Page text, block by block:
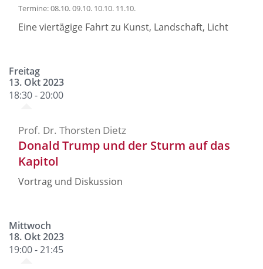
Termine: 08.10. 09.10. 10.10. 11.10.
Eine viertägige Fahrt zu Kunst, Landschaft, Licht
Freitag
13. Okt 2023
18:30 - 20:00
Prof. Dr. Thorsten Dietz
Donald Trump und der Sturm auf das
Kapitol
Vortrag und Diskussion
Mittwoch
18. Okt 2023
19:00 - 21:45